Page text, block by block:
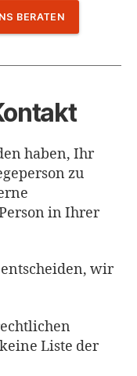
BERATEN
haben, Ihr
zu
in Ihrer
entscheiden, wir
Liste der